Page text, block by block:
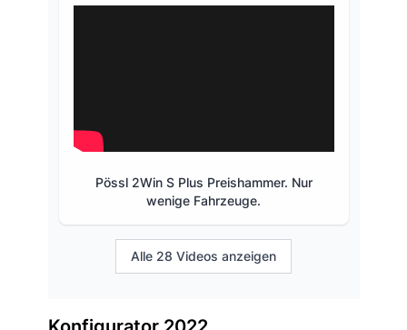
Pössl 2Win S Plus Preishammer. Nur
wenige Fahrzeuge.
Alle 28 Videos anzeigen